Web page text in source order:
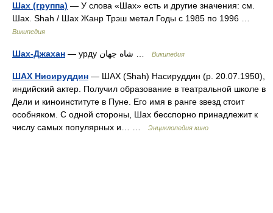
Шах (группа) — У слова «Шах» есть и другие значения: см.
Шах. Shah / Шах Жанр Трэш метал Годы с 1985 по 1996 …
Википедия
Шах-Джахан — урду شاه ‌جهان … Википедия
ШАХ Нисируддин — ШАХ (Shah) Насируддин (р. 20.07.1950),
индийский актер. Получил образование в театральной школе в
Дели и киноинституте в Пуне. Его имя в ранге звезд стоит
особняком. С одной стороны, Шах бесспорно принадлежит к
числу самых популярных и… …
Энциклопедия кино